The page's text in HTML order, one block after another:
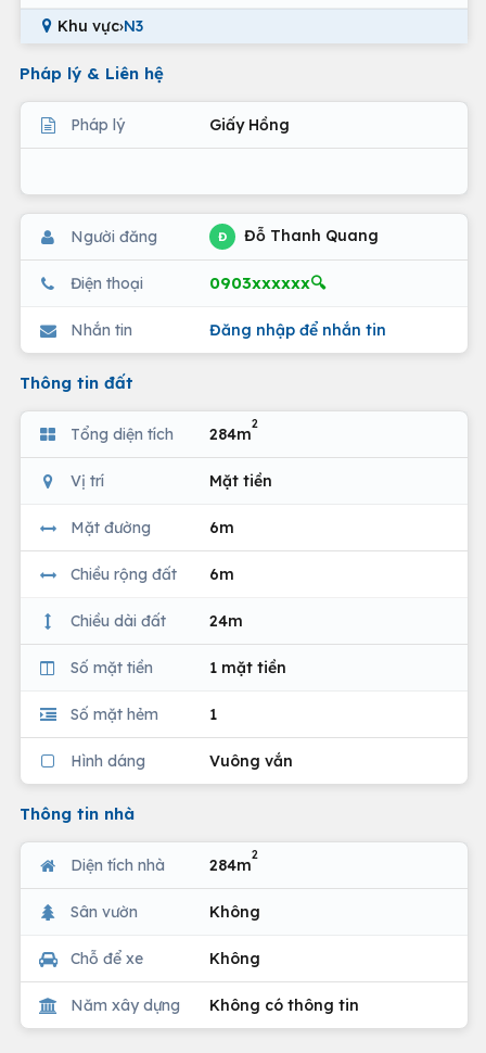
Khu vực›N3
Pháp lý & Liên hệ
Pháp lý Giấy Hồng
Người đăng Đ Đỗ Thanh Quang
Điện thoại 0903xxxxxx🔍
Nhắn tin Đăng nhập để nhắn tin
Thông tin đất
Tổng diện tích 284m
2
Vị trí Mặt tiền
Mặt đường 6m
Chiều rộng đất 6m
Chiều dài đất 24m
Số mặt tiền 1 mặt tiền
Số mặt hẻm 1
Hình dáng Vuông vắn
Thông tin nhà
Diện tích nhà 284m
2
Sân vườn Không
Chỗ để xe Không
Năm xây dựng Không có thông tin